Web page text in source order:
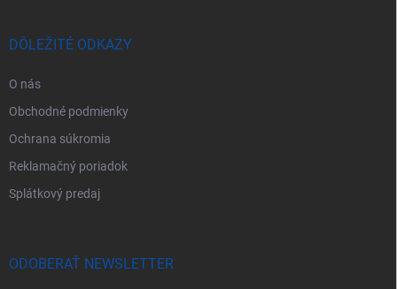
DÔLEŽITÉ ODKAZY
O nás
Obchodné podmienky
Ochrana súkromia
Reklamačný poriadok
Splátkový predaj
ODOBERAŤ NEWSLETTER